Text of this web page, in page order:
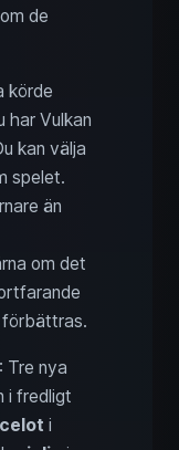
de
körde
har Vulkan
kan välja
spelet.
än
om det
: Tre nya
i fredligt
i